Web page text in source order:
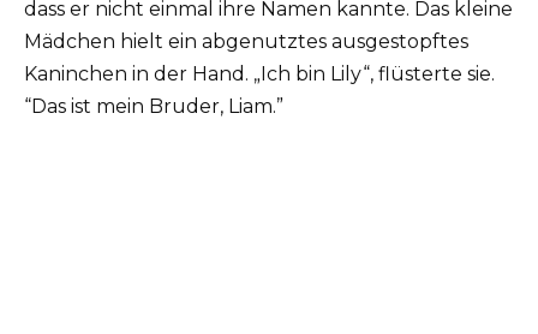
dass er nicht einmal ihre Namen kannte. Das kleine
Mädchen hielt ein abgenutztes ausgestopftes
Kaninchen in der Hand. „Ich bin Lily“, flüsterte sie.
“Das ist mein Bruder, Liam.”